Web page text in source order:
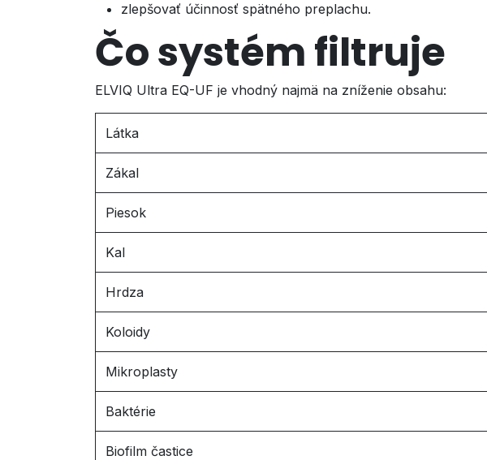
zlepšovať účinnosť spätného preplachu.
Čo systém filtruje
ELVIQ Ultra EQ-UF je vhodný najmä na zníženie obsahu:
Látka
Zákal
Piesok
Kal
Hrdza
Koloidy
Mikroplasty
Baktérie
Biofilm častice